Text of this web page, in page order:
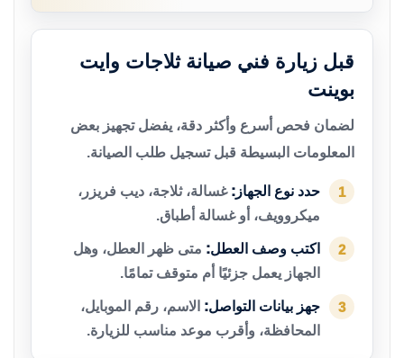
قبل زيارة فني صيانة ثلاجات وايت
بوينت
لضمان فحص أسرع وأكثر دقة، يفضل تجهيز بعض
المعلومات البسيطة قبل تسجيل طلب الصيانة.
1 حدد نوع الجهاز: غسالة، ثلاجة، ديب فريزر،
ميكروويف، أو غسالة أطباق.
2 اكتب وصف العطل: متى ظهر العطل، وهل
الجهاز يعمل جزئيًا أم متوقف تمامًا.
3 جهز بيانات التواصل: الاسم، رقم الموبايل،
المحافظة، وأقرب موعد مناسب للزيارة.